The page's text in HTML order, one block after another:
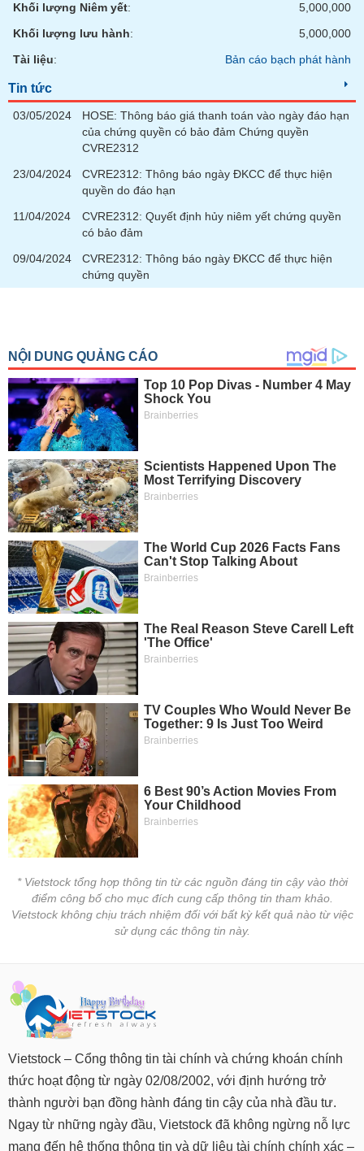
Khối lượng Niêm yết:
5,000,000
Khối lượng lưu hành:
5,000,000
Tài liệu: Bản cáo bạch phát hành
Tin tức
03/05/2024
HOSE: Thông báo giá thanh toán vào ngày đáo hạn
của chứng quyền có bảo đảm Chứng quyền
CVRE2312
23/04/2024
CVRE2312: Thông báo ngày ĐKCC để thực hiện
quyền do đáo hạn
11/04/2024
CVRE2312: Quyết định hủy niêm yết chứng quyền
có bảo đảm
09/04/2024
CVRE2312: Thông báo ngày ĐKCC để thực hiện
chứng quyền
* Vietstock tổng hợp thông tin từ các nguồn đáng tin cậy vào thời
điểm công bố cho mục đích cung cấp thông tin tham khảo.
Vietstock không chịu trách nhiệm đối với bất kỳ kết quả nào từ việc
sử dụng các thông tin này.
Vietstock – Cổng thông tin tài chính và chứng khoán chính
thức hoạt động từ ngày 02/08/2002, với định hướng trở
thành người bạn đồng hành đáng tin cậy của nhà đầu tư.
Ngay từ những ngày đầu, Vietstock đã không ngừng nỗ lực
mang đến hệ thống thông tin và dữ liệu tài chính chính xác –
ĐỘNG
SẢN
Mã
chứng
Tất cả Cổ phiếu Chỉ số Chứng chỉ quỹ Chứng
Lãnh
Người nội bộ
Bài
viết
của
tác
giả
(-)
Báo
cáo
phân
tích
(-)
Thuật
ngữ
(-)
vụ
(-)
Đào
tạo
tài
chính
cụ
đầu
Truyền
thông
tài